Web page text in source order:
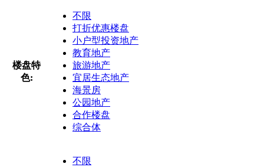
楼盘特
色:
不限
打折优惠楼盘
小户型投资地产
教育地产
旅游地产
宜居生态地产
海景房
公园地产
合作楼盘
综合体
不限